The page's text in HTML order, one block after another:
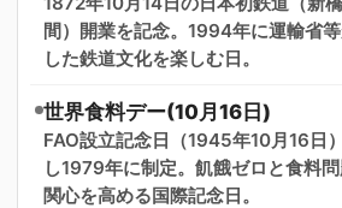
間）開業を記念。1994年に運輸省
した鉄道文化を楽しむ日。
世界食料デー(10月16日)
FAO設立記念日（1945年10月16日
し1979年に制定。飢餓ゼロと食料
関心を高める国際記念日。